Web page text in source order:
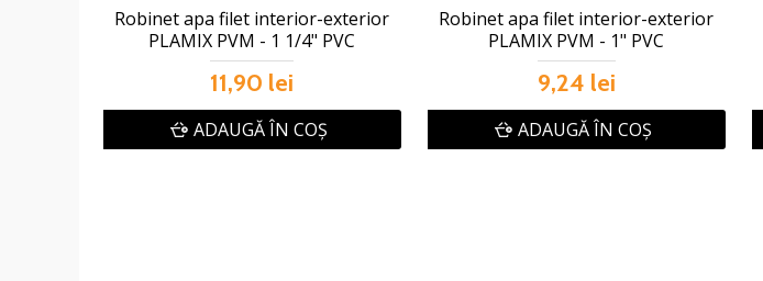
Robinet apa filet interior-exterior
PLAMIX PVM - 1 1/4" PVC
11,90 lei
ADAUGĂ ÎN COŞ
Robinet apa filet interior-exterior
PLAMIX PVM - 1" PVC
9,24 lei
ADAUGĂ ÎN COŞ